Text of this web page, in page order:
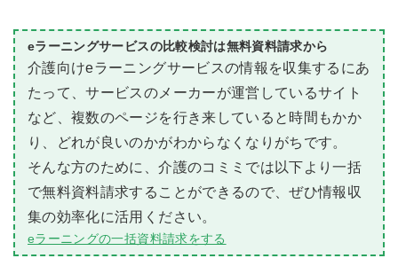
eラーニングサービスの比較検討は無料資料請求から
介護向けeラーニングサービスの情報を収集するにあ
たって、サービスのメーカーが運営しているサイト
など、複数のページを行き来していると時間もかか
り、どれが良いのかがわからなくなりがちです。
そんな方のために、介護のコミミでは以下より一括
で無料資料請求することができるので、ぜひ情報収
集の効率化に活用ください。
eラーニングの一括資料請求をする